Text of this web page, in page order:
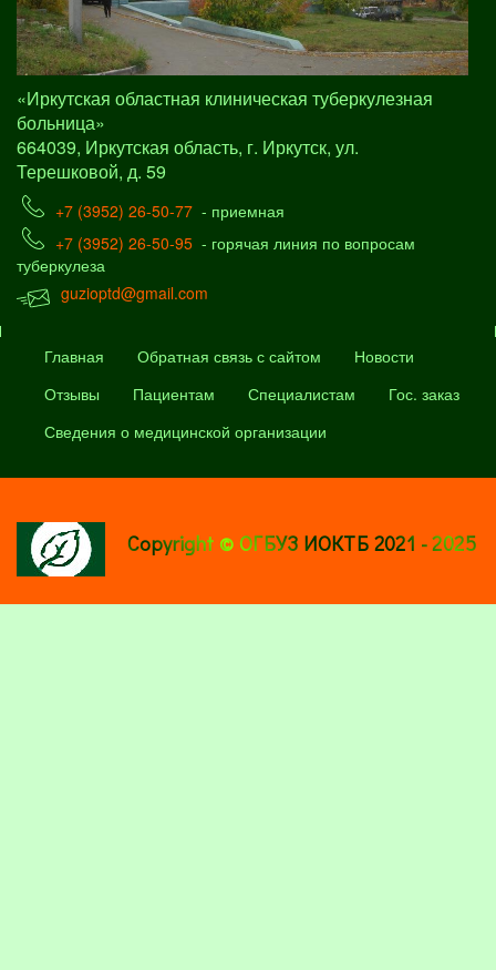
«Иркутская областная клиническая туберкулезная
больница»
664039, Иркутская область, г. Иркутск, ул.
Терешковой, д. 59
+7 (3952) 26-50-77 - приемная
+7 (3952) 26-50-95 - горячая линия по вопросам
туберкулеза
guzioptd@gmail.com
Главная Обратная связь с сайтом
Новости
Отзывы
Пациентам Специалистам
Гос. заказ
Сведения о медицинской организации
Copyright © ОГБУЗ ИОКТБ 2021 - 2025